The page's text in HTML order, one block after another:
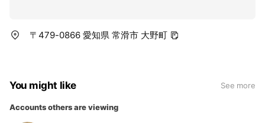
〒479-0866 愛知県 常滑市 大野町
You might like See more
Accounts others are viewing